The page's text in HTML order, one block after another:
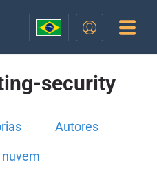
security
Autores